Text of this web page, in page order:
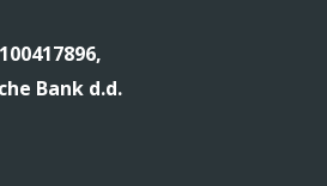
Bank d.d.